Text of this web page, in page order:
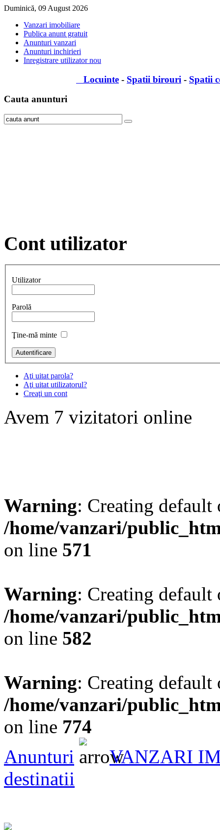
Duminică, 09 August 2026
Vanzari imobiliare
Publica anunt gratuit
Anunturi vanzari
Anunturi inchirieri
Inregistrare utilizator nou
Locuinte - Spatii birouri - Spatii
Cauta anunturi
Contutilizator
Utilizator
Parolă
Ţine-mă minte
Aţi uitat parola?
Aţi uitat utilizatorul?
Creaţi un cont
Avem 7 vizitatori online
Warning: Creating
/home/vanzari/
on line 571
Warning: Creating
/home/vanzari/
on line 582
Warning: Creating
/home/vanzari/
on line 774
Anunturi
VANZARI
destinatii